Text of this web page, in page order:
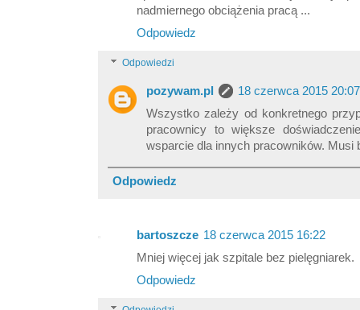
nadmiernego obciążenia pracą ...
Odpowiedz
Odpowiedzi
pozywam.pl
18 czerwca 2015 20:07
Wszystko zależy od konkretnego
pracownicy to większe
wsparcie dla innych pracowników. Musi
Odpowiedz
bartoszcze 18 czerwca 2015 16:22
Mniej więcej jak szpitale bez pielęgniarek.
Odpowiedz